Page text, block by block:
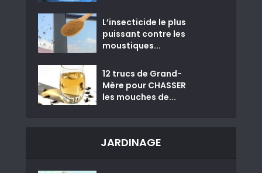
L’insecticide le plus
puissant contre les
moustiques...
12 trucs de Grand-
Mère pour CHASSER
les mouches de...
JARDINAGE